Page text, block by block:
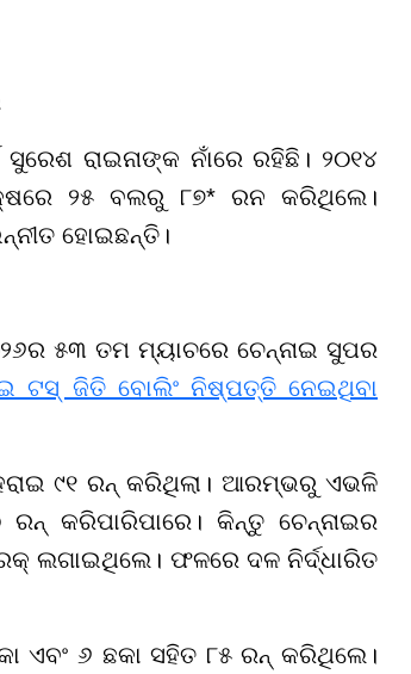
ରାଇନାଙ୍କ ନାଁରେ ରହିଛି। ୨୦୧୪
୨୫ ବଲରୁ ୮୭* ରନ କରିଥିଲେ।
ହୋଇଛନ୍ତି।
୫୩ ତମ ମ୍ୟାଚରେ ଚେନ୍ନାଇ ସୁପର
ଟସ୍ ଜିତି ବୋଲିଂ ନିଷ୍ପତ୍ତି ନେଇଥିବା
୯୧ ରନ୍ କରିଥିଲା। ଆରମ୍ଭରୁ ଏଭଳି
କରିପାରିପାରେ। କିନ୍ତୁ ଚେନ୍ନାଇର
ଲଗାଇଥିଲେ। ଫଳରେ ଦଳ ନିର୍ଦ୍ଧାରିତ
୬ ଛକା ସହିତ ୮୫ ରନ୍ କରିଥିଲେ।